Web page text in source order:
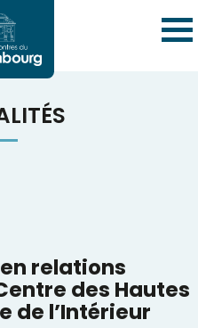
relations
des Hautes
de l’Intérieur